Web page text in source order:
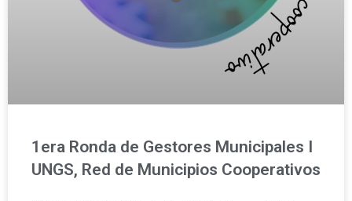
1era Ronda de Gestores Municipales I
UNGS, Red de Municipios Cooperativos